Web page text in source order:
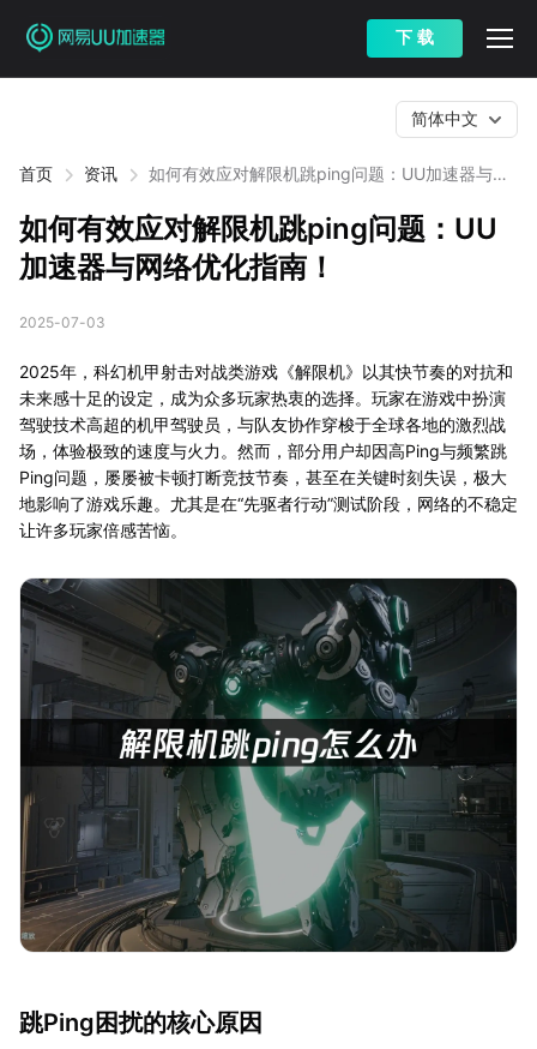
下 载
首页 资讯
如何有效应对解限机跳ping问题：UU加速器与网
简体中文
如何有效应对解限机跳ping问题：UU
加速器与网络优化指南！
2025-07-03
2025年，科幻机甲射击对战类游戏《解限机》以其快节奏的对抗和
未来感十足的设定，成为众多玩家热衷的选择。玩家在游戏中扮演
驾驶技术高超的机甲驾驶员，与队友协作穿梭于全球各地的激烈战
场，体验极致的速度与火力。然而，部分用户却因高Ping与频繁跳
Ping问题，屡屡被卡顿打断竞技节奏，甚至在关键时刻失误，极大
地影响了游戏乐趣。尤其是在“先驱者行动”测试阶段，网络的不稳定
让许多玩家倍感苦恼。
跳Ping困扰的核心原因